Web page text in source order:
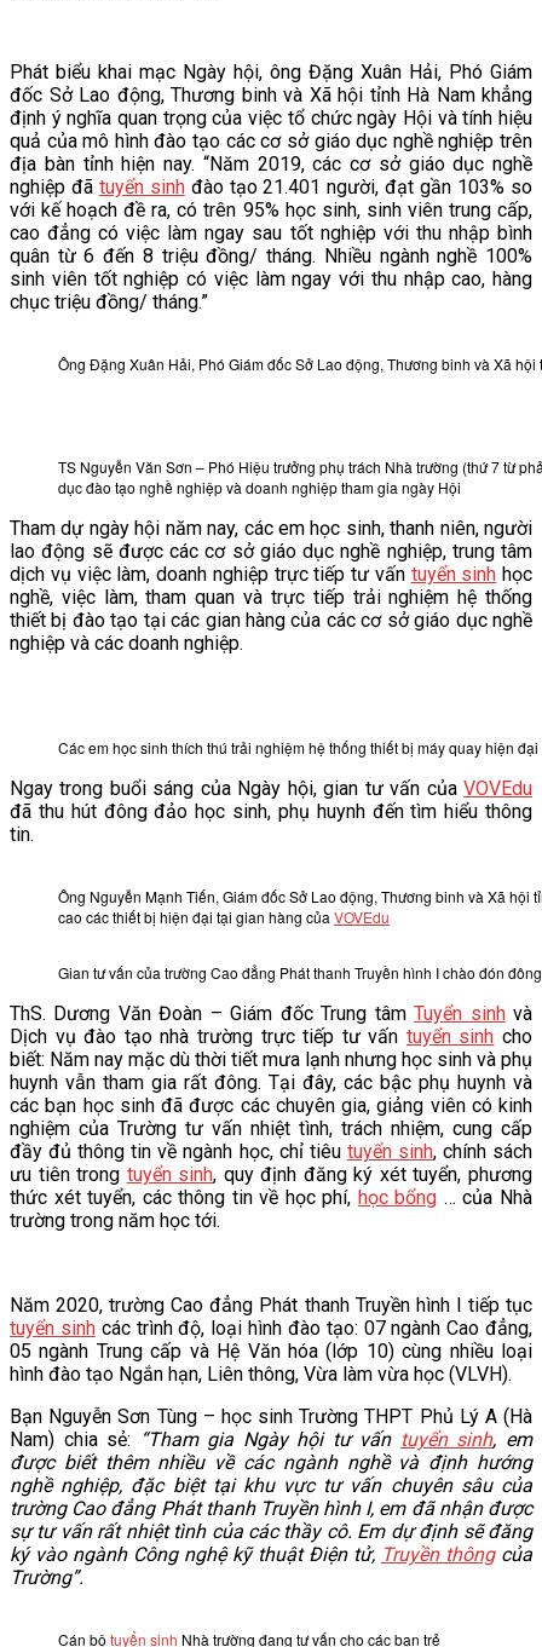
THƯ VIỆN
Phát biểu khai mạc Ngày hội, ông Đặng Xuân Hải, Phó Giám
đốc Sở Lao động, Thương binh và Xã hội tỉnh Hà Nam khẳng
định ý nghĩa quan trọng của việc tổ chức ngày Hội và tính hiệu
quả của mô hình đào tạo các cơ sở giáo dục nghề nghiệp trên
địa bàn tỉnh hiện nay. “Năm 2019, các cơ sở giáo dục nghề
nghiệp đã tuyển sinhđào tạo 21.401 người, đạt gần 103% so
với kế hoạch đề ra, có trên 95% học sinh, sinh viên trung cấp,
cao đẳng có việc làm ngay sau tốt nghiệp với thu nhập bình
quân từ 6 đến 8 triệu đồng/ tháng. Nhiều ngành nghề 100%
sinh viên tốt nghiệp có việc làm ngay với thu nhập cao, hàng
chục triệu đồng/ tháng.”
Ông Đặng Xuân Hải, Phó Giám đốc Sở Lao động, Thương binh và Xã
TS Nguyễn Văn Sơn – Phó Hiệu trưởng phụ trách Nhà trường (thứ 7 từ
dục đào tạo nghề nghiệp và doanh nghiệp tham gia ngày Hội
Tham dự ngày hội năm nay, các em học sinh, thanh niên, người
lao động sẽ được các cơ sở giáo dục nghề nghiệp, trung tâm
dịch vụ việc làm, doanh nghiệp trực tiếp tư vấn tuyển sinh học
nghề, việc làm, tham quan và trực tiếp trải nghiệm hệ thống
thiết bị đào tạo tại các gian hàng của các cơ sở giáo dục nghề
nghiệp và các doanh nghiệp.
Các em học sinh thích thú trải nghiệm hệ thống thiết bị máy quay hiện
Ngay trong buổi sáng của Ngày hội, gian tư vấn của VOVEdu
đã thu hút đông đảo học sinh, phụ huynh đến tìm hiểu thông
tin.
Ông Nguyễn Mạnh Tiến, Giám đốc Sở Lao động, Thương binh và Xã
cao các thiết bị hiện đại tại gian hàng của VOVEdu
Gian tư vấn của trường Cao đẳng Phát thanh Truyền hình I chào đón
ThS. Dương Văn Đoàn – Giám đốc Trung tâmTuyển sinhvà
Dịch vụ đào tạo nhà trường trực tiếp tư vấn tuyển sinh cho
biết: Năm nay mặc dù thời tiết mưa lạnh nhưng học sinh và phụ
huynh vẫn tham gia rất đông. Tại đây, các bậc phụ huynh và
các bạn học sinh đã được các chuyên gia, giảng viên có kinh
nghiệm của Trường tư vấn nhiệt tình, trách nhiệm, cung cấp
đầy đủ thông tin về ngành học, chỉ tiêu tuyển sinh, chính sách
ưu tiên trong tuyển sinh, quy định đăng ký xét tuyển, phương
thức xét tuyển, các thông tin về học phí, học bổng … của Nhà
trường trong năm học tới.
Năm 2020, trường Cao đẳng Phát thanh Truyền hình I tiếp tục
tuyển sinhcác trình độ, loại hình đào tạo: 07 ngành Cao đẳng,
05 ngành Trung cấp và Hệ Văn hóa (lớp 10) cùng nhiều loại
hình đào tạo Ngắn hạn, Liên thông, Vừa làm vừa học (VLVH).
Bạn Nguyễn Sơn Tùng – học sinh Trường THPT Phủ Lý A (Hà
Nam) chia sẻ:
“Tham gia Ngày hội tư vấn tuyển sinh, em
được biết thêm nhiều về các ngành nghề và định hướng
nghề nghiệp, đặc biệt tại khu vực tư vấn chuyên sâu của
trường Cao đẳng Phát thanh Truyền hình I, em đã nhận được
sự tư vấn rất nhiệt tình của các thầy cô. Em dự định sẽ đăng
ký vào ngành Công nghệ kỹ thuật Điện tử, Truyền thôngcủa
Trường”.
Cán bộ tuyển sinh Nhà trường đang tư vấn cho các bạn trẻ